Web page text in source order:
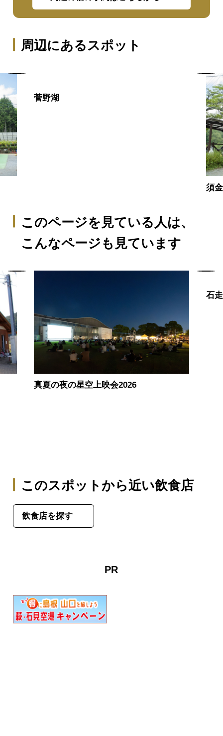
周辺にあるスポット
菅野湖
須
このページを見ている人は、
こんなページも見ています
真夏の夜の星空上映会2026
石
このスポットから近い飲食店
飲食店を探す
PR